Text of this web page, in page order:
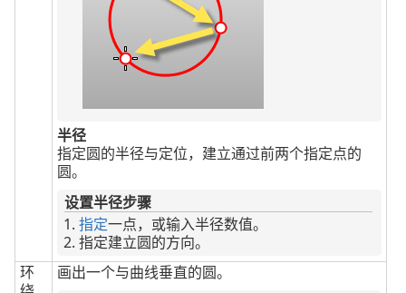
半径
指定圆的半径与定位，建立通过前两个指定点的
圆。
设置半径步骤
指定一点，或输入半径数值。
指定建立圆的方向。
环
画出一个与曲线垂直的圆。